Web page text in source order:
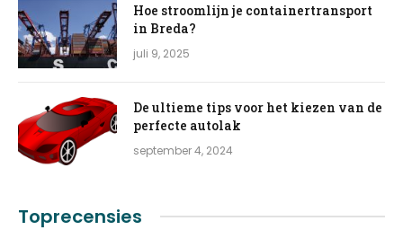
Hoe stroomlijn je containertransport
in Breda?
juli 9, 2025
De ultieme tips voor het kiezen van de
perfecte autolak
september 4, 2024
Toprecensies